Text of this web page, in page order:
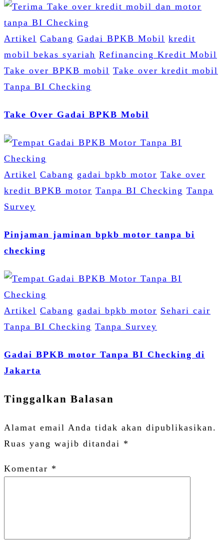
Artikel Cabang Gadai BPKB Mobil kredit
mobil bekas syariah Refinancing Kredit Mobil
Take over BPKB mobil Take over kredit mobil
Tanpa BI Checking
Take Over Gadai BPKB Mobil
Artikel Cabang gadai bpkb motor Take over
kredit BPKB motor Tanpa BI Checking Tanpa
Survey
Pinjaman jaminan bpkb motor tanpa bi
checking
Artikel Cabang gadai bpkb motor Sehari cair
Tanpa BI Checking Tanpa Survey
Gadai BPKB motor Tanpa BI Checking di
Jakarta
Tinggalkan Balasan
Alamat email Anda tidak akan dipublikasikan.
Ruas yang wajib ditandai *
Komentar *